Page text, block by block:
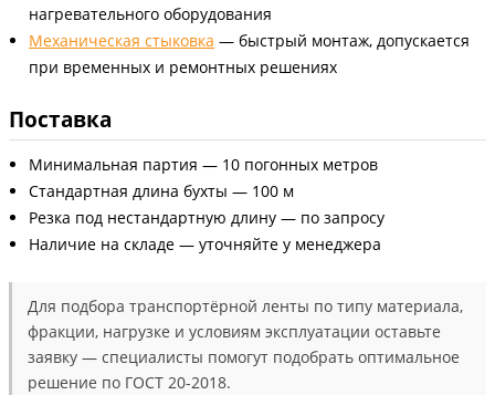
нагревательного оборудования
Механическая стыковка — быстрый монтаж, допускается
при временных и ремонтных решениях
Поставка
Минимальная партия — 10 погонных метров
Стандартная длина бухты — 100 м
Резка под нестандартную длину — по запросу
Наличие на складе — уточняйте у менеджера
Для подбора транспортёрной ленты по типу материала,
фракции, нагрузке и условиям эксплуатации оставьте
заявку — специалисты помогут подобрать оптимальное
решение по ГОСТ 20-2018.